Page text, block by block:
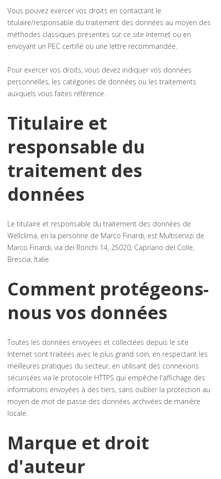
Vous pouvez exercer vos droits en contactant le
titulaire/responsable du traitement des données au moyen des
méthodes classiques présentes sur ce site Internet ou en
envoyant un PEC certifié ou une lettre recommandée.
Pour exercer vos droits, vous devez indiquer vos données
personnelles, les catégories de données ou les traitements
auxquels vous faites référence.
Titulaire et
responsable du
traitement des
données
Le titulaire et responsable du traitement des données de
Wellclima, en la personne de Marco Finardi, est Multiservizi de
Marco Finardi, via dei Ronchi 14, 25020, Capriano del Colle,
Brescia, Italie.
Comment protégeons-
nous vos données
Toutes les données envoyées et collectées depuis le site
Internet sont traitées avec le plus grand soin, en respectant les
meilleures pratiques du secteur, en utilisant des connexions
sécurisées via le protocole HTTPS qui empêche l'affichage des
informations envoyées à des tiers, sans oublier la protection au
moyen de mot de passe des données archivées de manière
locale.
Marque et droit
d'auteur